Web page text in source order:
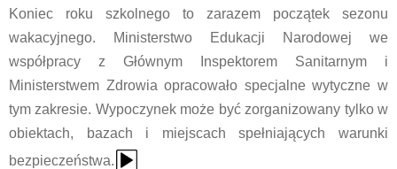
Koniec roku szkolnego to zarazem początek sezonu
wakacyjnego. Ministerstwo Edukacji Narodowej we
współpracy z Głównym Inspektorem Sanitarnym i
Ministerstwem Zdrowia opracowało specjalne wytyczne w
tym zakresie. Wypoczynek może być zorganizowany tylko w
obiektach, bazach i miejscach spełniających warunki
bezpieczeństwa.
{Play}